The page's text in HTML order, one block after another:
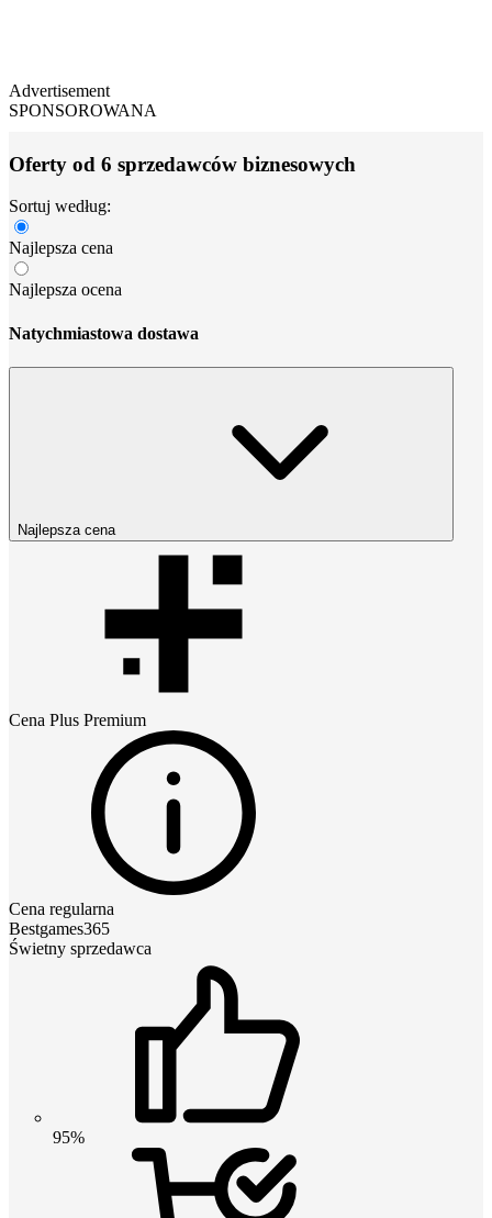
Advertisement
SPONSOROWANA
Oferty od 6 sprzedawców biznesowych
Sortuj według:
Najlepsza cena
Najlepsza ocena
Natychmiastowa dostawa
Najlepsza cena
Cena Plus Premium
Cena regularna
Bestgames365
Świetny sprzedawca
95%